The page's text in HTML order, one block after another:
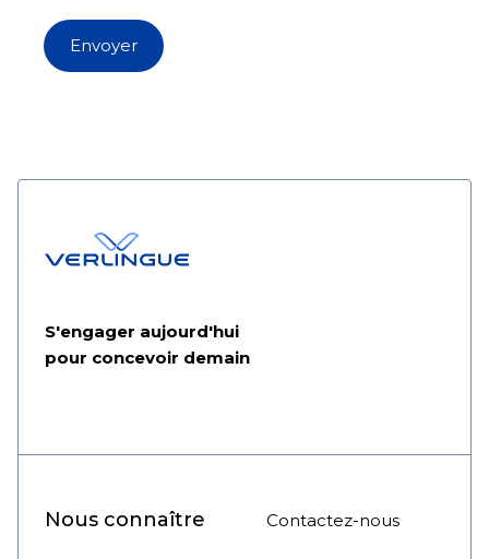
Envoyer
S'engager aujourd'hui
pour concevoir demain
Nous connaître Contactez-nous